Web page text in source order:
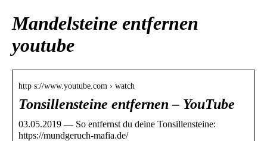
Mandelsteine entfernen
youtube
http s://www.youtube.com › watch
Tonsillensteine entfernen – YouTube
03.05.2019 — So entfernst du deine Tonsillensteine:
https://mundgeruch-mafia.de/